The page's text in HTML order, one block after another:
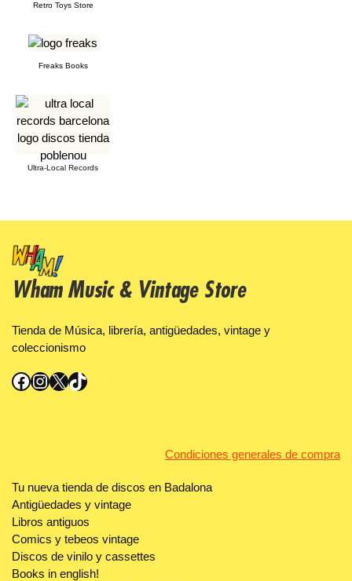
Retro Toys Store
Freaks Books
Ultra-Local Records
Wham Music & Vintage Store
Tienda de Música, librería, antigüedades, vintage y
coleccionismo
Facebook InstagramX TikTok
Condiciones generales de compra
Tu nueva tienda de discos en Badalona
Antigüedades y vintage
Libros antiguos
Comics y tebeos vintage
Discos de vinilo y cassettes
Books in english!